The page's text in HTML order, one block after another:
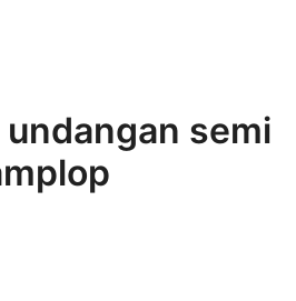
semi